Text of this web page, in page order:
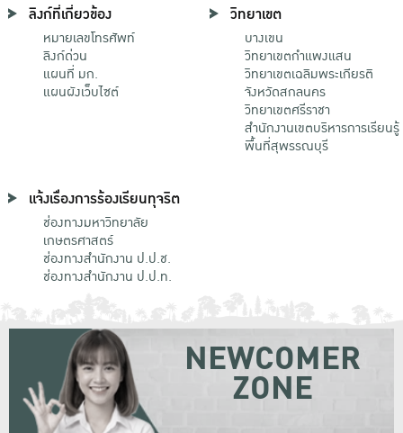
ลิงก์ที่เกี่ยวข้อง
หมายเลขโทรศัพท์
ลิงก์ด่วน
แผนที่ มก.
แผนผังเว็บไซต์
วิทยาเขต
บางเขน
วิทยาเขตกําแพงแสน
วิทยาเขตเฉลิมพระเกียรติ
จังหวัดสกลนคร
วิทยาเขตศรีราชา
สำนักงานเขตบริหารการเรียนรู้
พื้นที่สุพรรณบุรี
แจ้งเรื่องการร้องเรียนทุจริต
ช่องทางมหาวิทยาลัย
เกษตรศาสตร์
ช่องทางสำนักงาน ป.ป.ช.
ช่องทางสำนักงาน ป.ป.ท.
NEWCOMER
ZONE